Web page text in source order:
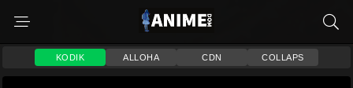
KODIK ALLOHA CDN COLLAPS